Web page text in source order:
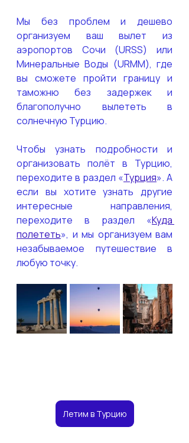
Мы без проблем и дешево
организуем ваш вылет из
аэропортов Сочи (URSS) или
Минеральные Воды (URMM), где
вы сможете пройти границу и
таможню без задержек и
благополучно вылететь в
солнечную Турцию.
Чтобы узнать подробности и
организовать полёт в Турцию,
переходите в раздел «Турция». А
если вы хотите узнать другие
интересные направления,
переходите в раздел «Куда
полететь», и мы организуем вам
незабываемое путешествие в
любую точку.
Летим в Турцию